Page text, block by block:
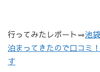
行ってみたレポート⇒池
泊まってきたので口コミ
す